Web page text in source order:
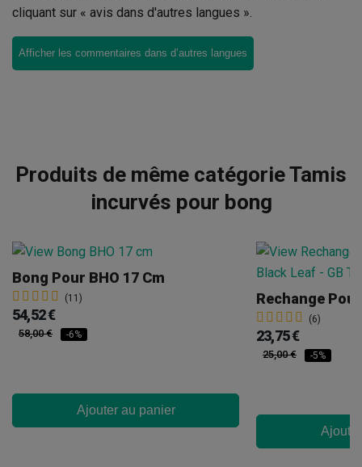
cliquant sur « avis dans d'autres langues ».
Afficher les commentaires dans d’autres langues
Produits de même catégorie Tamis
incurvés pour bong
Bong Pour BHO 17 Cm
(11)
54,52 €
58,00 € -6%
Ajouter au panier
(6)
23,75 €
25,00 € -5%